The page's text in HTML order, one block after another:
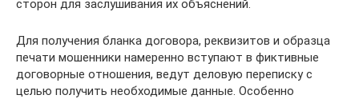
сторон для заслушивания их объяснений.
Для получения бланка договора, реквизитов и образца
печати мошенники намеренно вступают в фиктивные
договорные отношения, ведут деловую переписку с
целью получить необходимые данные. Особенно